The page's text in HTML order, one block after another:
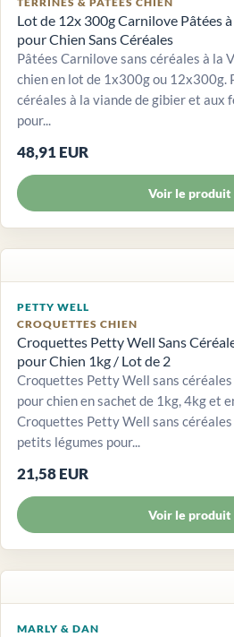
Lot de 12x 300g Carnilove Pâtées
pour Chien Sans Céréales
Pâtées Carnilove sans céréales à la
chien en lot de 1x300g ou 12x300g.
céréales à la viande de gibier et aux
pour...
48,91 EUR
Voir le produit
PETTY WELL
CROQUETTES CHIEN
Croquettes Petty Well Sans
pour Chien 1kg / Lot de 2
Croquettes Petty Well sans
pour chien en sachet de 1kg, 4kg et
Croquettes Petty Well sans
petits légumes pour...
21,58 EUR
Voir le produit
MARLY & DAN